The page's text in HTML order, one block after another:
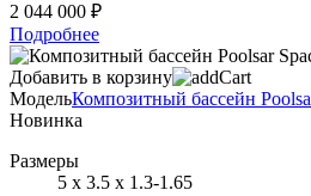
2 044 000 ₽
Подробнее
Добавить в корзину
МодельКомпозитный бассейн
Новинка
Размеры
5 х 3.5 х 1.3-1.65